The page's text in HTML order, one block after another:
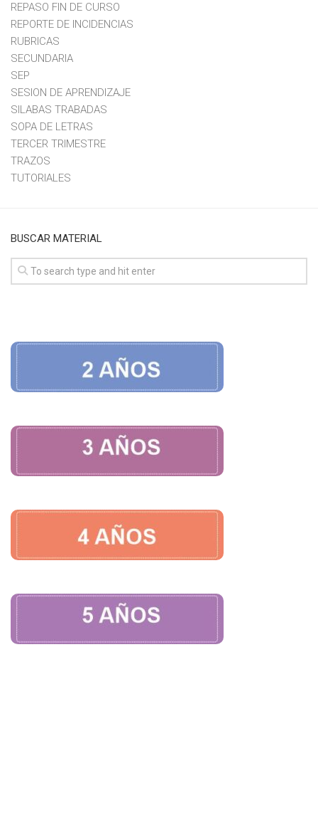
REPASO FIN DE CURSO
REPORTE DE INCIDENCIAS
RUBRICAS
SECUNDARIA
SEP
SESION DE APRENDIZAJE
SILABAS TRABADAS
SOPA DE LETRAS
TERCER TRIMESTRE
TRAZOS
TUTORIALES
BUSCAR MATERIAL